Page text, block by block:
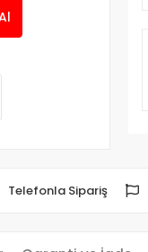
Telefonla Sipariş